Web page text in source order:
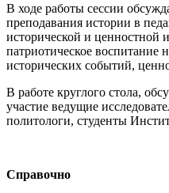
В ходе работы сессии
преподавания истории в
исторической и ценностной
патриотическое воспитание
исторических событий,
В работе круглого стола,
участие ведущие
политологи, студенты
Справочно